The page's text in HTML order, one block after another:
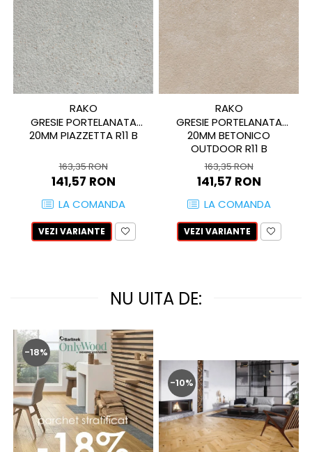
ALASKA
ALTHEA
ANDES-AUSTRAL
AQUA
ARTY
ASTON
ATHENA
BACKSTAGE
BLOOM
BOREAL
BOXER
COLUMBIA
CONCEPT
DECK
DHARA
DOMUS
ELEMENTS
ENJOY
RAKO
GRESIE PORTELANATA
20MM PIAZZETTA R11 B
163,35 RON
141,57 RON
LA COMANDA
VEZI VARIANTE
RAKO
GRESIE PORTELANATA
20MM BETONICO
OUTDOOR R11 B
163,35 RON
141,57 RON
LA COMANDA
VEZI VARIANTE
NU UITA DE:
-18%
-10%